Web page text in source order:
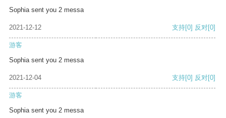
Sophia sent you 2 messa
2021-12-12 支持[0] 反对[0]
游客
Sophia sent you 2 messa
2021-12-04 支持[0] 反对[0]
游客
Sophia sent you 2 messa